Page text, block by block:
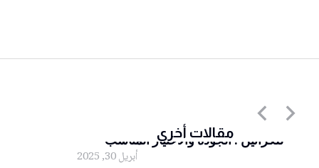
مقالات أخرى
أقوى أنواع اللصق الشفاف المستخدم
للكراتين : الجودة والاختيار المناسب”
أبريل 30, 2025